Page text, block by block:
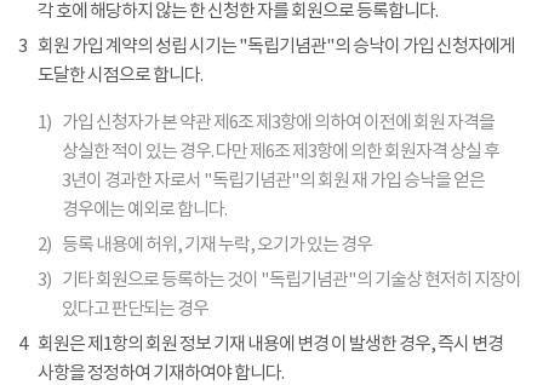
각 호에 해당하지 않는 한 신청한 자를 회원으로 등록합니다.
3 회원 가입 계약의 성립 시기는 "독립기념관"의 승낙이 가입 신청자에게
도달한 시점으로 합니다.
1) 가입 신청자가 본 약관 제6조 제3항에 의하여 이전에 회원 자격을
상실한 적이 있는 경우. 다만 제6조 제3항에 의한 회원자격 상실 후
3년이 경과한 자로서 "독립기념관"의 회원 재 가입 승낙을 얻은
경우에는 예외로 합니다.
2) 등록 내용에 허위, 기재 누락, 오기가 있는 경우
3) 기타 회원으로 등록하는 것이 "독립기념관"의 기술상 현저히 지장이
있다고 판단되는 경우
4
회원은 제1항의 회원 정보 기재 내용에 변경 이 발생한 경우, 즉시 변경
사항을 정정하여 기재하여야 합니다.